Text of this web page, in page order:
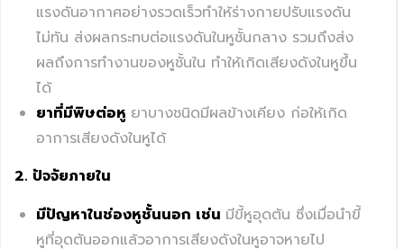
แรงดันอากาศอย่างรวดเร็วทำให้ร่างกายปรับแรงดัน
ไม่ทัน ส่งผลกระทบต่อแรงดันในหูชั้นกลาง รวมถึงส่ง
ผลถึงการทำงานของหูชั้นใน ทำให้เกิดเสียงดังในหูขึ้น
ได้
ยาที่มีพิษต่อหู ยาบางชนิดมีผลข้างเคียง ก่อให้เกิด
อาการเสียงดังในหูได้
2. ปัจจัยภายใน
มีปัญหาในช่องหูชั้นนอก เช่น มีขี้หูอุดตัน ซึ่งเมื่อนำขี้
หูที่อุดตันออกแล้วอาการเสียงดังในหูอาจหายไป